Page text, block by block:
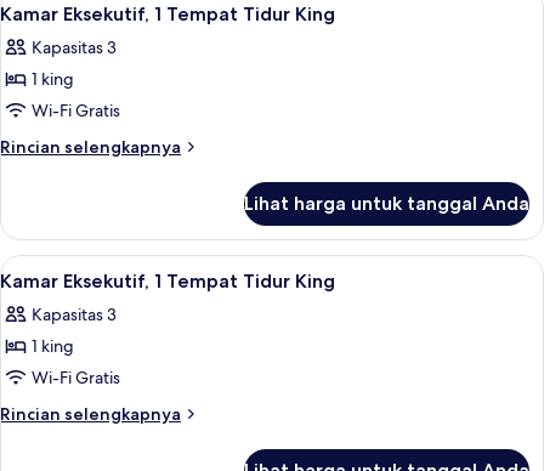
(High
Floor)
1
Tidur
King
Floor)
semua
foto
untuk
Kamar
Eksekutif,
Tidur
King
9
Kamar Eksekutif, 1 Tempat Tidur King
Kapasitas 3
1 king
Wi-Fi Gratis
Rincian selengkapnya
Rincian
Kamar
Eksekutif,
1
Tidur
King
Lihat harga untuk tanggal Anda
Lihat
semua
foto
untuk
Kamar
Eksekutif,
Televisi LCD 42-inci dengan saluran
6
Kamar Eksekutif, 1 Tempat Tidur King
Kapasitas 3
1 king
Wi-Fi Gratis
Rincian selengkapnya
Rincian